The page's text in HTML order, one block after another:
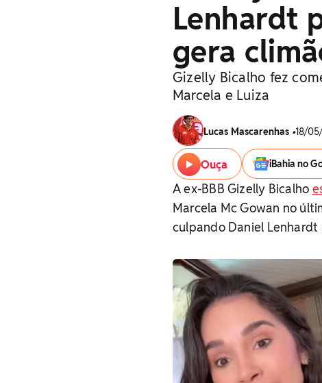
Lenhardt
gera
Gizelly Bicalho fez
Marcela e Luiza
Lucas Mascarenhas •18/
Ouça iBahia no
A ex-BBB Gizelly Bicalho
Marcela Mc Gowan no
culpando Daniel Lenhardt